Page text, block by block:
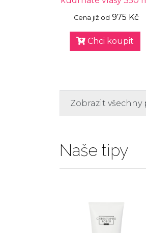
Cena již od 975 Kč
Chci koupit
Zobrazit všechny
Naše tipy